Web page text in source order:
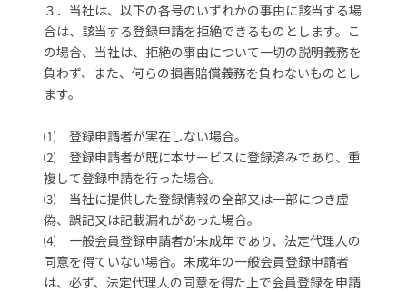
３．当社は、以下の各号のいずれかの事由に該当する場
合は、該当する登録申請を拒絶できるものとします。こ
の場合、当社は、拒絶の事由について一切の説明義務を
負わず、また、何らの損害賠償義務を負わないものとし
ます。
⑴ 登録申請者が実在しない場合。
⑵ 登録申請者が既に本サービスに登録済みであり、重
複して登録申請を行った場合。
⑶ 当社に提供した登録情報の全部又は一部につき虚
偽、誤記又は記載漏れがあった場合。
⑷ 一般会員登録申請者が未成年であり、法定代理人の
同意を得ていない場合。未成年の一般会員登録申請者
は、必ず、法定代理人の同意を得た上で会員登録を申請